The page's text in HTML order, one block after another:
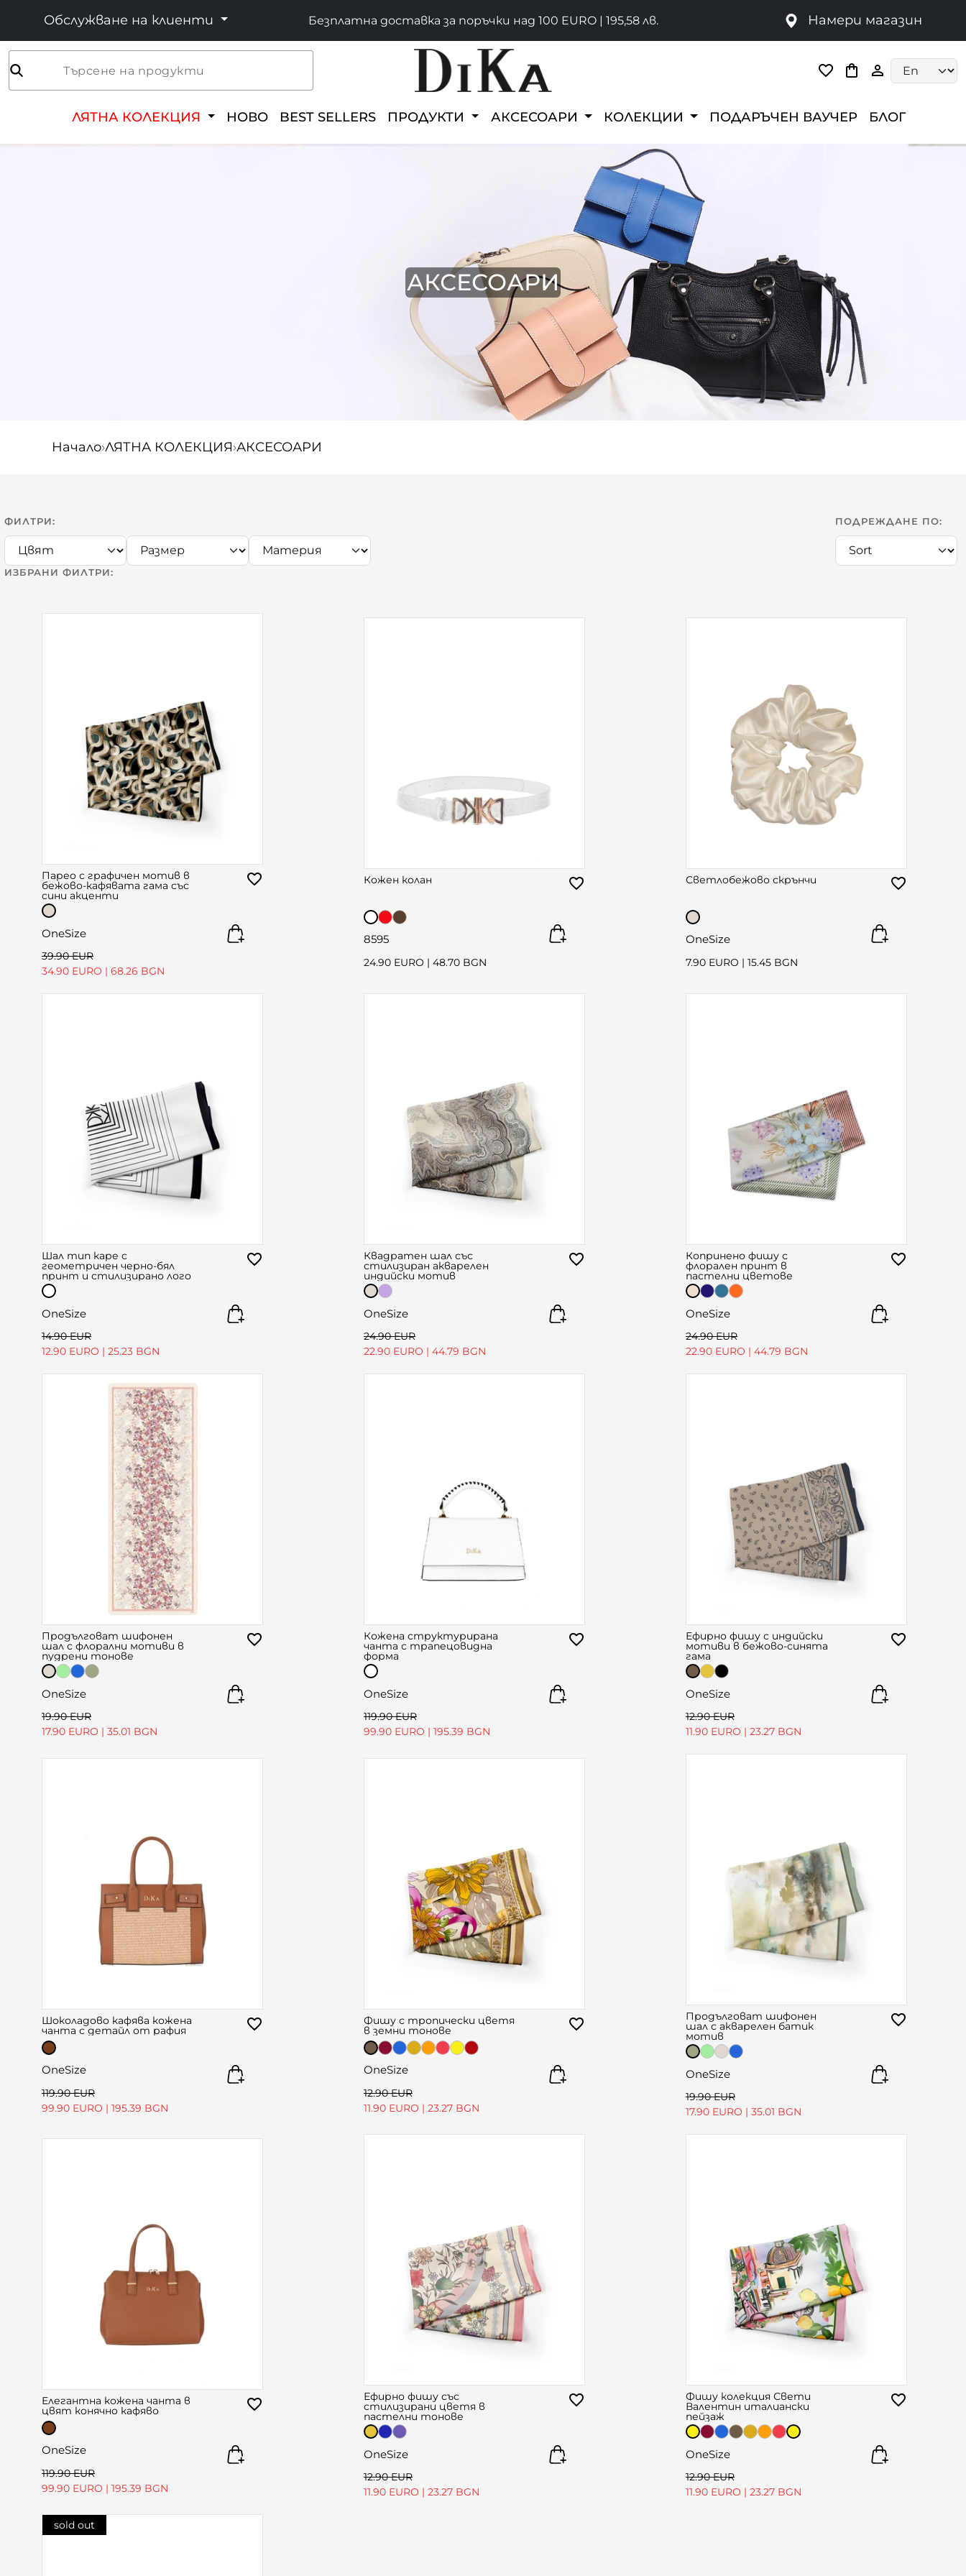
Обслужване на клиенти Безплатна доставка за поръчки над 100 EURO | 195,58 лв. Намери магазин
Търсене на продукти
ЛЯТНА КОЛЕКЦИЯ НОВО BEST SELLERS ПРОДУКТИ АКСЕСОАРИ КОЛЕКЦИИ ПОДАРЪЧЕН ВАУЧЕР БЛОГ
АКСЕСОАРИ
Начало›ЛЯТНА КОЛЕКЦИЯ›АКСЕСОАРИ
ФИЛТРИ:
ИЗБРАНИ ФИЛТРИ:
ПОДРЕЖДАНЕ ПО:
Парео с графичен мотив в
бежово-кафявата гама със
сини акценти
OneSize
39.90 EUR
34.90 EURO | 68.26 BGN
Кожен колан
8595
24.90 EURO | 48.70 BGN
Светлобежово скрънчи
OneSize
7.90 EURO | 15.45 BGN
Шал тип каре с
геометричен черно-бял
принт и стилизирано лого
OneSize
14.90 EUR
12.90 EURO | 25.23 BGN
Квадратен шал със
стилизиран акварелен
индийски мотив
OneSize
24.90 EUR
22.90 EURO | 44.79 BGN
Копринено фишу с
флорален принт в
пастелни цветове
OneSize
24.90 EUR
22.90 EURO | 44.79 BGN
Продълговат шифонен
шал с флорални мотиви в
пудрени тонове
OneSize
19.90 EUR
17.90 EURO | 35.01 BGN
Кожена структурирана
чанта с трапецовидна
форма
OneSize
119.90 EUR
99.90 EURO | 195.39 BGN
Ефирно фишу с индийски
мотиви в бежово-синята
гама
OneSize
12.90 EUR
11.90 EURO | 23.27 BGN
Шоколадово кафява кожена
чанта с детайл от рафия
OneSize
119.90 EUR
99.90 EURO | 195.39 BGN
Фишу с тропически цветя
в земни тонове
OneSize
12.90 EUR
11.90 EURO | 23.27 BGN
Продълговат шифонен
шал с акварелен батик
мотив
OneSize
19.90 EUR
17.90 EURO | 35.01 BGN
Елегантна кожена чанта в
цвят конячно кафяво
OneSize
119.90 EUR
99.90 EURO | 195.39 BGN
Ефирно фишу със
стилизирани цветя в
пастелни тонове
OneSize
12.90 EUR
11.90 EURO | 23.27 BGN
Фишу колекция Свети
Валентин италиански
пейзаж
OneSize
12.90 EUR
11.90 EURO | 23.27 BGN
sold out